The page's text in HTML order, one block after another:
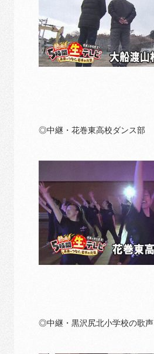
◎中継・花巻東高校ダンス部
◎中継・黒沢尻北小学校の歌声